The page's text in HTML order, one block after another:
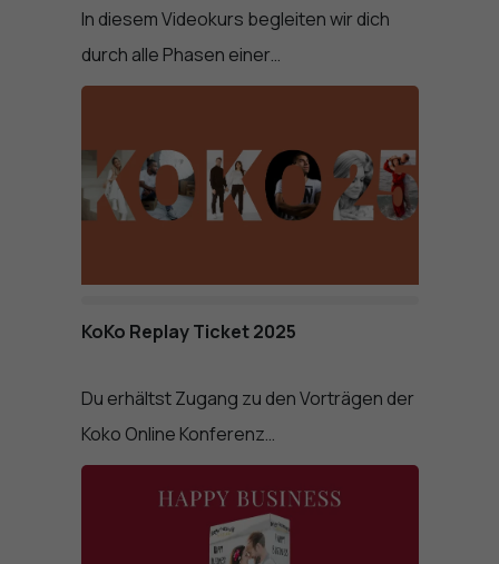
In diesem Videokurs begleiten wir dich
durch alle Phasen einer…
KoKo Replay Ticket 2025
Du erhältst Zugang zu den Vorträgen der
Koko Online Konferenz…